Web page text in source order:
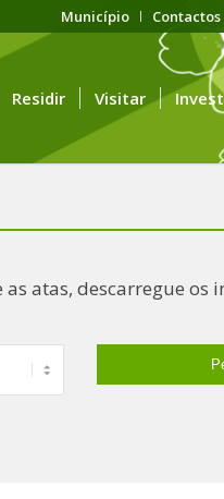
Município Contactos
Residir Visitar
atas, descarregue os